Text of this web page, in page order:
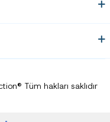
Tüm hakları saklıdır